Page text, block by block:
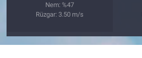
Nem: %47
Rüzgar: 3.50 m/s